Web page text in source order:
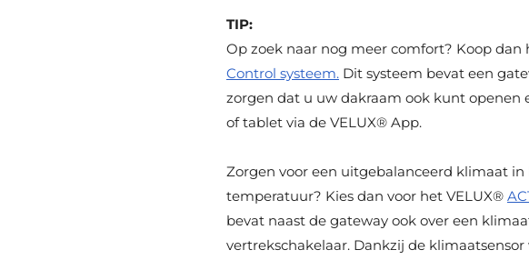
TIP:
Op zoek naar nog meer comfort? Koop dan
Control systeem. Dit systeem bevat een
zorgen dat u uw dakraam ook kunt
of tablet via de VELUX® App.
Zorgen voor een uitgebalanceerd klimaat
temperatuur? Kies dan voor het VELUX®
bevat naast de gateway ook over een
vertrekschakelaar. Dankzij de